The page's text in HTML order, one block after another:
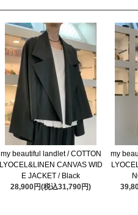
my beautiful landlet / COTTON
LYOCEL&LINEN CANVAS WID
E JACKET / Black
28,900円(税込31,790円)
my